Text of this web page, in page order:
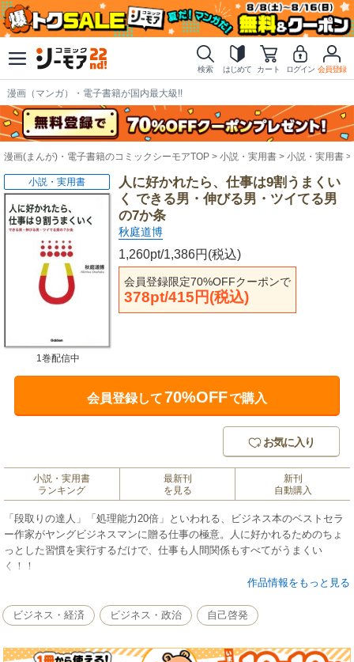
検索 はじめて カート ログイン 会員登録
漫画（マンガ）・電子書籍が国内最大級!!
漫画(まんが)・電子書籍のコミックシーモアTOP 小説・実用書 小説・実用書
人に好かれたら、仕事は9割うまくい
く できる男・伸びる男・ツイてる男
の7か条
秋庭道博
1,260pt/1,386円(税込)
会員登録限定70%OFFクーポンで
378pt/415円(税込)
小説・実用書
1巻配信中
会員登録して70%OFFで購入
お気に入り
小説・実用書
ランキング
最新刊
を見る
新刊
自動購入
「段取りの達人」「処理能力20倍」といわれる、ビジネス本のベストセラ
ー作家がヤングビジネスマンに贈る仕事の極意。人に好かれるためのちょ
っとした習慣を実行するだけで、仕事も人間関係もすべてがうまくい
く！！
作品情報をもっと見る
ビジネス・経済 ビジネス・政治 自己啓発